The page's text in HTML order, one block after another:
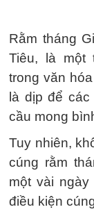
Rằm tháng
Tiêu, là một
trong văn
là dịp để
cầu mong
Tuy nhiên,
cúng rằm
một vài
điều kiện